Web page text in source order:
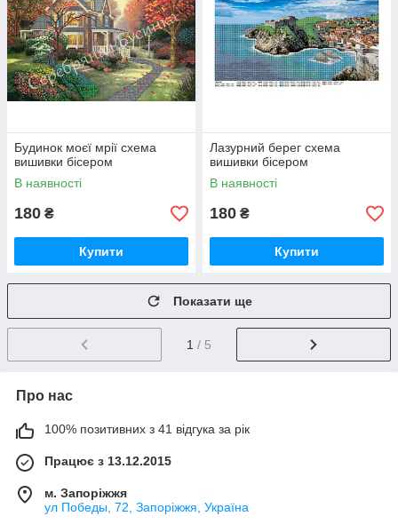
Будинок моєї мрії схема
вишивки бісером
В наявності
180 ₴
Купити
Лазурний берег схема
вишивки бісером
В наявності
180 ₴
Купити
Показати ще
1 / 5
Про нас
100% позитивних з 41 відгука за рік
Працює з 13.12.2015
м. Запоріжжя
ул Победы, 72, Запоріжжя, Україна